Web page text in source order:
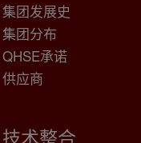
集团发展史
集团分布
QHSE承诺
供应商
技术整合